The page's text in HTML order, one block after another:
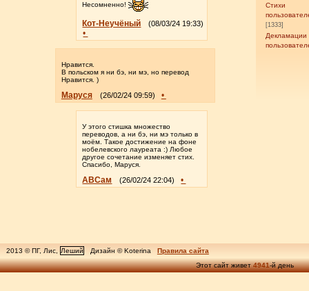
Стихи
[1333]
Декламации
Несомненно!
Кот-Неучёный (08/03/24 19:33)
•
Нравится.
В польском я ни бэ, ни мэ, но перевод
Нравится. )
Маруся (26/02/24 09:59) •
У этого стишка множество
переводов, а ни бэ, ни мэ только в
моём. Такое достижение на фоне
нобелевского лауреата :) Любое
другое сочетание изменяет стих.
Спасибо, Маруся.
АВСам (26/02/24 22:04) •
2013 © ПГ, Лис, Леший Дизайн © Koterina
Правила сайта
Этот сайт живет4941-й день